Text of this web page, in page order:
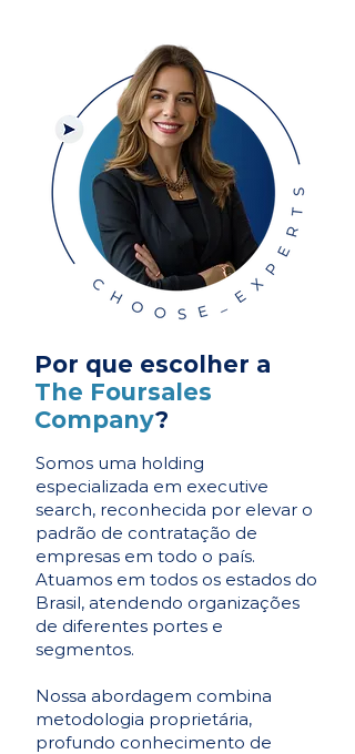
Por que escolher a
The Foursales
Company?
Somos uma holding
especializada em executive
search, reconhecida por elevar o
padrão de contratação de
empresas em todo o país.
Atuamos em todos os estados do
Brasil, atendendo organizações
de diferentes portes e
segmentos.
Nossa abordagem combina
metodologia proprietária,
profundo conhecimento de